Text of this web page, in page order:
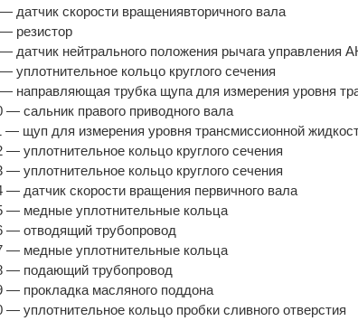
датчик скорости вращениявторичного вала
резистор
датчик нейтрального положения рычага управления
уплотнительное кольцо круглого сечения
направляющая трубка щупа для измерения уровня
— сальник правого приводного вала
— щуп для измерения уровня трансмиссионной
— уплотнительное кольцо круглого сечения
— уплотнительное кольцо круглого сечения
— датчик скорости вращения первичного вала
— медные уплотнительные кольца
— отводящий трубопровод
— медные уплотнительные кольца
— подающий трубопровод
— прокладка масляного поддона
— уплотнительное кольцо пробки сливного отверстия